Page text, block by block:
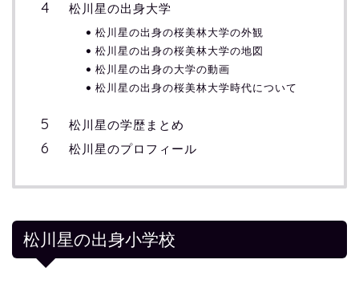
松川星の出身大学
松川星の出身の桜美林大学の外観
松川星の出身の桜美林大学の地図
松川星の出身の大学の動画
松川星の出身の桜美林大学時代について
松川星の学歴まとめ
松川星のプロフィール
松川星の出身小学校